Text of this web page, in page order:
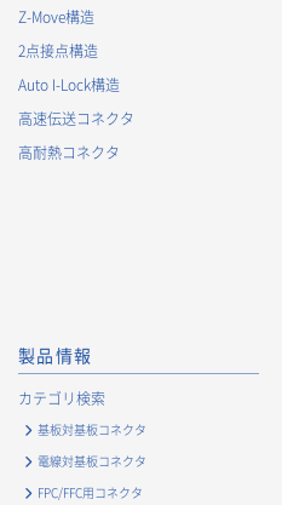
Z-Move構造
2点接点構造
Auto I-Lock構造
高速伝送コネクタ
高耐熱コネクタ
製品情報
カテゴリ検索
基板対基板コネクタ
電線対基板コネクタ
FPC/FFC用コネクタ